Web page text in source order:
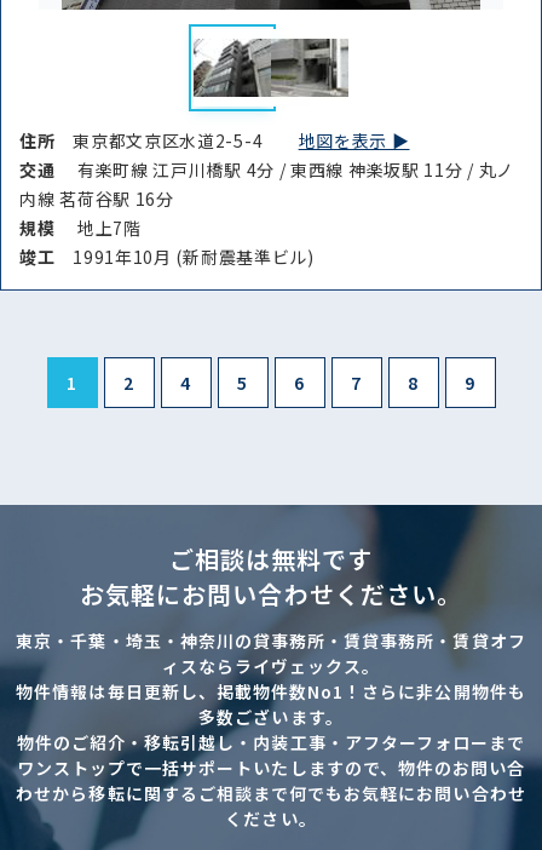
住所東京都文京区水道2-5-4 地図を表示 ▶︎
交通
有楽町線 江戸川橋駅 4分 / 東西線 神楽坂駅 11分 / 丸ノ
内線 茗荷谷駅 16分
規模
地上7階
竣⼯ 1991年10月 (新耐震基準ビル)
1 2 4 5 6 7 8 9
ご相談は無料です
お気軽にお問い合わせください。
東京・千葉・埼玉・神奈川の貸事務所・賃貸事務所・賃貸オフ
ィスならライヴェックス。
物件情報は毎日更新し、掲載物件数No1！さらに非公開物件も
多数ございます。
物件のご紹介・移転引越し・内装工事・アフターフォローまで
ワンストップで一括サポートいたしますので、物件のお問い合
わせから移転に関するご相談まで何でもお気軽にお問い合わせ
ください。